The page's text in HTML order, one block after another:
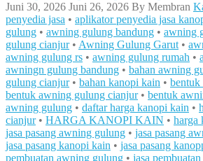
Juni 30, 2026 Juni 26, 2026 By Membran
penyedia jasa • aplikator penyedia jasa
gulung • awning gulung bandung • awning
gulung cianjur• Awning Gulung Garut •
awning gulung rs • awning gulung rumah •
awningn gulung bandung • bahan awning
gulung cianjur• bahan kanopi kain •
bentuk awning gulung cianjur• bentuk
awning gulung • daftar harga kanopi kain •
cianjur• HARGA KANOPI KAIN • harga
jasa pasang awning gulung • jasa pasang
jasa pasang kanopi kain • jasa pasang
pembuatan awning gulung • jasa